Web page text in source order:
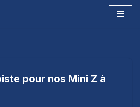
pour nos Mini Z à